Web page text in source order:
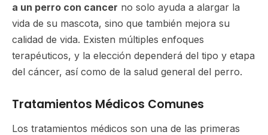
a un perro con cancer no solo ayuda a alargar la
vida de su mascota, sino que también mejora su
calidad de vida. Existen múltiples enfoques
terapéuticos, y la elección dependerá del tipo y etapa
del cáncer, así como de la salud general del perro.
Tratamientos Médicos Comunes
Los tratamientos médicos son una de las primeras